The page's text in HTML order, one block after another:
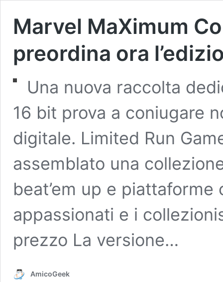
Marvel MaXimum
preordina ora
Una nuova raccolta
16 bit prova a coniugare
digitale. Limited Run
assemblato una
beat’em up e
appassionati e i
prezzo La versione…
AmicoGeek